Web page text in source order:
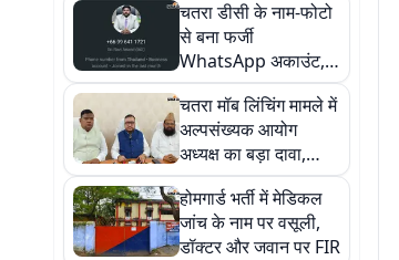
कार्रवाई
चतरा डीसी के नाम-फोटो
से बना फर्जी
WhatsApp अकाउंट,
जिला प्रशासन ने जारी
की चेतावनी
चतरा मॉब लिंचिंग मामले में
अल्पसंख्यक आयोग
अध्यक्ष का बड़ा दावा,
बोले- घटना के दोषियों पर
होगी सख्त कार्रवाई
होमगार्ड भर्ती में मेडिकल
जांच के नाम पर वसूली,
डॉक्टर और जवान पर FIR